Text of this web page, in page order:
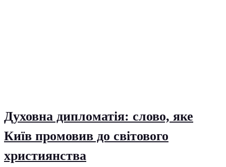
Духовна дипломатія: слово, яке
Київ промовив до світового
християнства